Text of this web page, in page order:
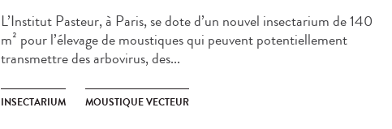
L’Institut Pasteur, à Paris, se dote d’un nouvel insectarium de 140
m² pour l’élevage de moustiques qui peuvent potentiellement
transmettre des arbovirus, des...
INSECTARIUM MOUSTIQUE VECTEUR